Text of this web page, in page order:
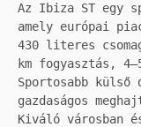
Az Ibiza ST egy
amely európai
430 literes
km fogyasztás,
Sportosabb külső
gazdaságos
Kiváló városban